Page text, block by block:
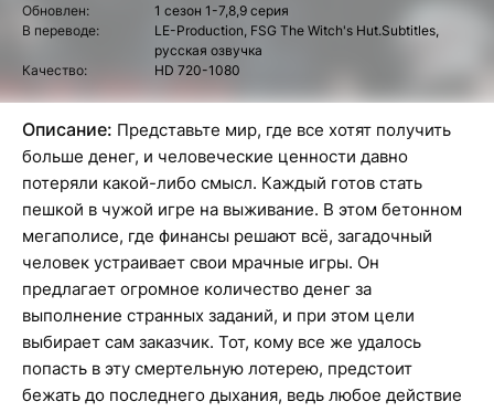
Обновлен:
1 сезон 1-7,8,9 серия
В переводе:
LE-Production, FSG The Witch's Hut.Subtitles,
русская озвучка
Качество:
HD 720-1080
Описание: Представьте мир, где все хотят получить
больше денег, и человеческие ценности давно
потеряли какой-либо смысл. Каждый готов стать
пешкой в чужой игре на выживание. В этом бетонном
мегаполисе, где финансы решают всё, загадочный
человек устраивает свои мрачные игры. Он
предлагает огромное количество денег за
выполнение странных заданий, и при этом цели
выбирает сам заказчик. Тот, кому все же удалось
попасть в эту смертельную лотерею, предстоит
бежать до последнего дыхания, ведь любое действие